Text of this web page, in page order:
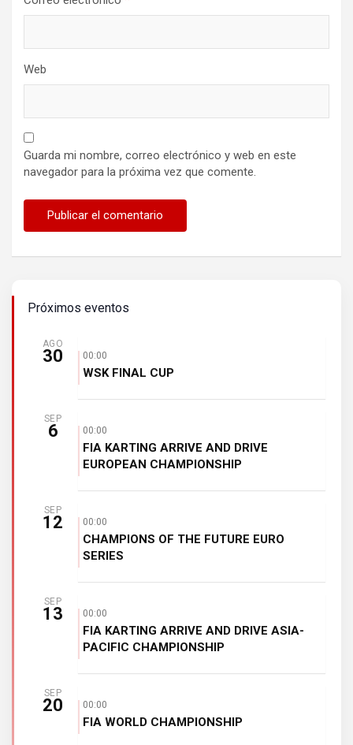
Web
Guarda mi nombre, correo electrónico y web en este
navegador para la próxima vez que comente.
Próximos eventos
AGO
30 00:00
WSK FINAL CUP
SEP
6 00:00
FIA KARTING ARRIVE AND DRIVE
EUROPEAN CHAMPIONSHIP
SEP
12 00:00
CHAMPIONS OF THE FUTURE EURO
SERIES
SEP
13 00:00
FIA KARTING ARRIVE AND DRIVE ASIA-
PACIFIC CHAMPIONSHIP
SEP
20 00:00
FIA WORLD CHAMPIONSHIP